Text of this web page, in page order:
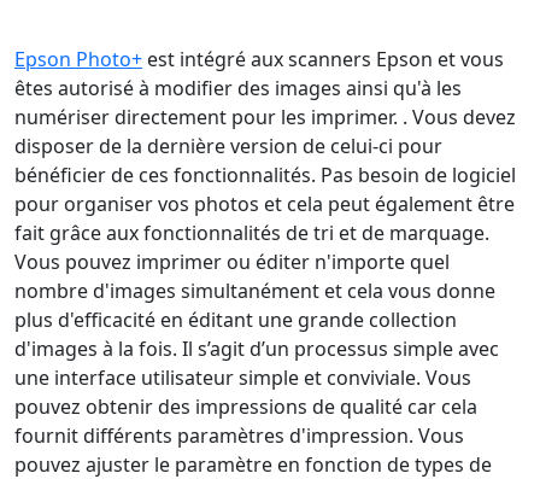
Epson Photo+ est intégré aux scanners Epson et vous
êtes autorisé à modifier des images ainsi qu'à les
numériser directement pour les imprimer. . Vous devez
disposer de la dernière version de celui-ci pour
bénéficier de ces fonctionnalités. Pas besoin de logiciel
pour organiser vos photos et cela peut également être
fait grâce aux fonctionnalités de tri et de marquage.
Vous pouvez imprimer ou éditer n'importe quel
nombre d'images simultanément et cela vous donne
plus d'efficacité en éditant une grande collection
d'images à la fois. Il s’agit d’un processus simple avec
une interface utilisateur simple et conviviale. Vous
pouvez obtenir des impressions de qualité car cela
fournit différents paramètres d'impression. Vous
pouvez ajuster le paramètre en fonction de types de